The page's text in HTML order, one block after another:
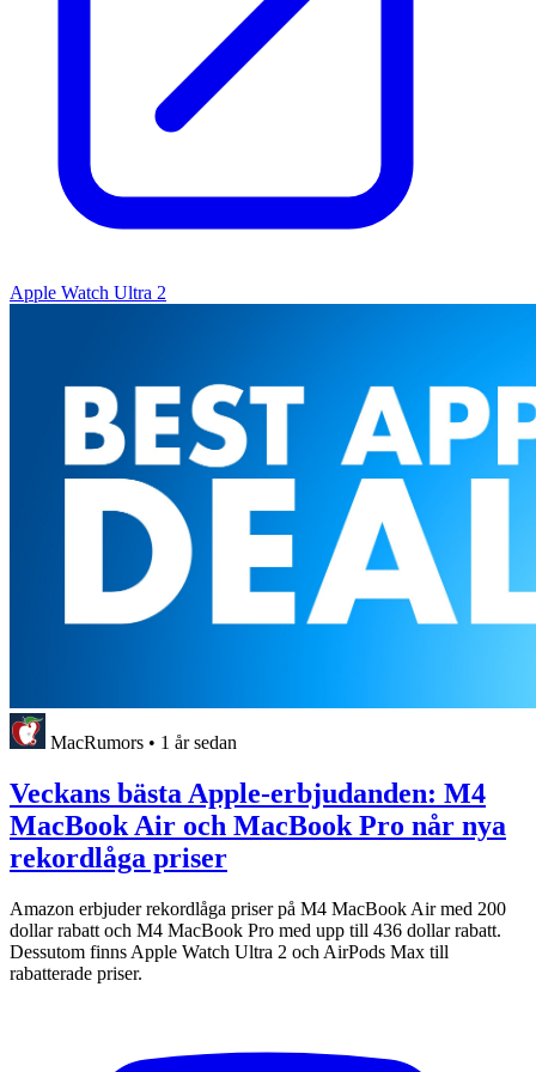
Apple Watch Ultra 2
MacRumors • 1 år sedan
Veckans bästa Apple-erbjudanden: M4
MacBook Air och MacBook Pro når nya
rekordlåga priser
Amazon erbjuder rekordlåga priser på M4 MacBook Air med 200
dollar rabatt och M4 MacBook Pro med upp till 436 dollar rabatt.
Dessutom finns Apple Watch Ultra 2 och AirPods Max till
rabatterade priser.